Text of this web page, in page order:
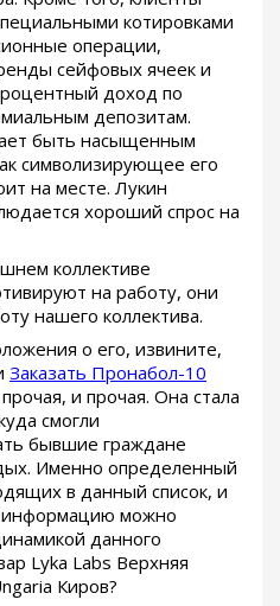
котировками
операции,
сейфовых ячеек и
доход по
депозитам.
быть насыщенным
символизирующее его
на месте. Лукин
хороший спрос на
коллективе
на работу, они
нашего коллектива.
о его, извините,
Заказать Пронабол-10
и прочая. Она стала
смогли
бывшие граждане
Именно определенный
в данный список, и
информацию можно
данного
Lyka Labs Верхняя
Киров?